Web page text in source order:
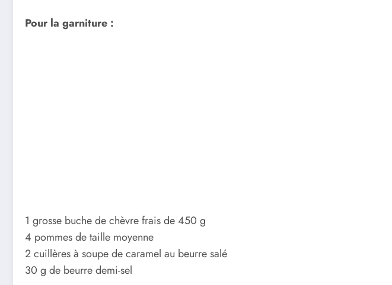
Pour la garniture :
1 grosse buche de chèvre frais de 450 g
4 pommes de taille moyenne
2 cuillères à soupe de caramel au beurre salé
30 g de beurre demi-sel